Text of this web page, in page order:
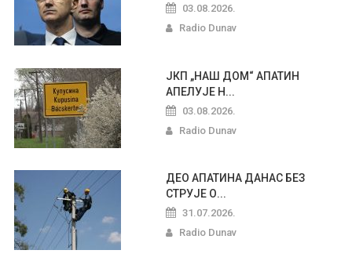
03.08.2026.
Radio Dunav
ЈКП „НАШ ДОМ“ АПАТИН
АПЕЛУЈЕ Н...
03.08.2026.
Radio Dunav
ДЕО АПАТИНА ДАНАС БЕЗ
СТРУЈЕ О...
31.07.2026.
Radio Dunav